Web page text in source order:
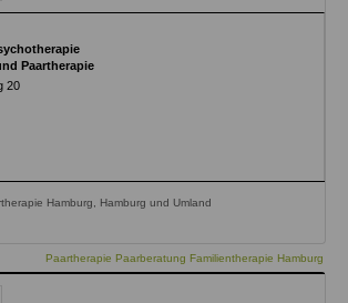
Paartherapie
20
Hamburg, Hamburg und Umland
Paartherapie Paarberatung Familientherapie Hamburg